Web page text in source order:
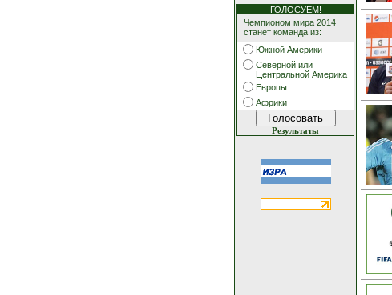
ГОЛОСУЕМ!
Чемпионом мира 2014
станет команда из:
Южной Америки
Северной или
Центральной Америка
Европы
Африки
Результаты